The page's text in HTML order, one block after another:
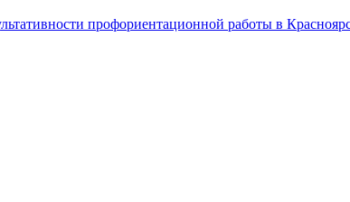
профориентационной работы в